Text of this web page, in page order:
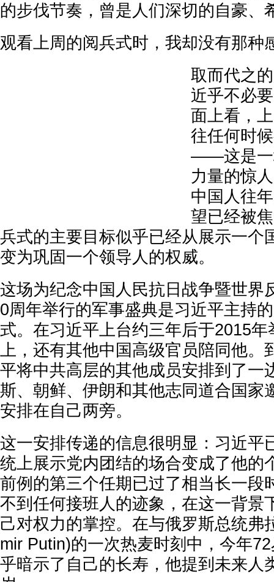
的步伐节奏，曾是人们深切的自豪、
观看上周的阅兵式时，我却没有那种
取而代之
近乎不必
面上看，
往任何时
——这是一
力量的惊
中国人往
望已经被
兵式的主要目标似乎已经从展示一个
变为巩固一个领导人的权威。
这场为纪念中国人民抗日战争暨世界
0周年举行的军事盛典是习近平主持
式。在习近平上台约三年后于2015
上，还有其他中国高级官员陪同他。
平将中共高层的其他成员安排到了一
斯、朝鲜、伊朗和其他志同道合国家
安排在自己两旁。
这一安排传递的信息很明显：习近平
统上展示党内团结的场合变成了他的
前例的第三个任期已过了相当长一段
不到任何接班人的迹象，在这一背景
己对权力的掌控。在与俄罗斯总统弗
mir Putin)的一次热麦时刻中，今年
乎暗示了自己的长寿，他提到未来人